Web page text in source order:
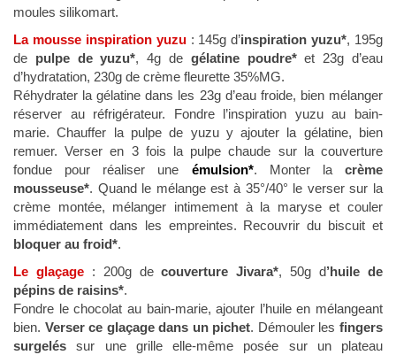
moules silikomart.
La mousse inspiration yuzu: 145g d’inspiration yuzu*, 195g
de pulpe de yuzu*, 4g de gélatine poudre*et 23g d’eau
d’hydratation, 230g de crème fleurette 35%MG.
Réhydrater la gélatine dans les 23g d’eau froide, bien mélanger
réserver au réfrigérateur. Fondre l’inspiration yuzu au bain-
marie. Chauffer la pulpe de yuzu y ajouter la gélatine, bien
remuer. Verser en 3 fois la pulpe chaude sur la couverture
fondue pour réaliser une émulsion*. Monter lacrème
mousseuse*. Quand le mélange est à 35°/40° le verser sur la
crème montée, mélanger intimement à la maryse et couler
immédiatement dans les empreintes. Recouvrir du biscuit et
bloquer au froid*.
Le glaçage: 200g decouverture Jivara*, 50g d’huile de
pépins de raisins*.
Fondre le chocolat au bain-marie, ajouter l’huile en mélangeant
bien. Verser ce glaçage dans un pichet. Démouler les fingers
surgelés sur une grille elle-même posée sur un plateau